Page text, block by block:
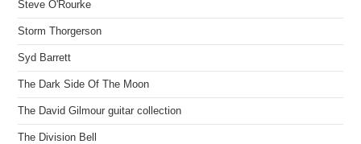
Steve O'Rourke
Storm Thorgerson
Syd Barrett
The Dark Side Of The Moon
The David Gilmour guitar collection
The Division Bell